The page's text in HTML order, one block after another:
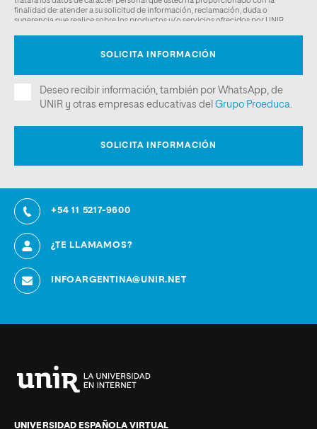
+54 11 5217-9600
¿TE LLAMAMOS?
INFOARGENTINA@UNIR.NET
de
UNIVERSIDAD ESPAÑOLA VIRTUAL